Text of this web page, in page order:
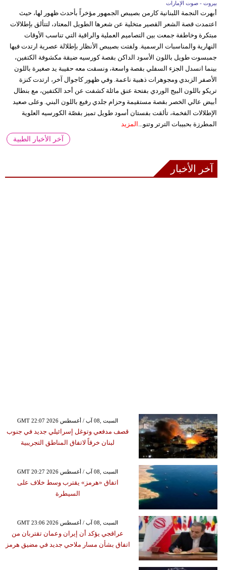
بيروت - صوت الإمارات
أبهرت النجمة اللبنانية كارمن بصيبص الجمهور مؤخراً بأحدث ظهور لها، حيث
اعتمدت قصة الشعر القصير متخلية عن شعرها الطويل المعتاد، لتتألق بإطلالات
مبتكرة وخاطفة جمعت بين التصاميم العملية والراقية التي تناسب الأوقات
النهارية والمناسبات الرسمية. ولفتت بصيبص الأنظار بإطلالة عصرية ارتدت فيها
جمبسوت طويل باللون الأسود الداكن بقصة كورسيه ضيقة مكشوفة الكتفين،
بينما انسدل الجزء السفلي بقصة واسعة، ونسقت معه حقيبة يد صغيرة باللون
الأصفر الزبدي ومجوهرات ذهبية ناعمة. وفي ظهور كاجوال آخر، ارتدت كنزة
تريكو باللون البيج الوردي بفتحة عنق مائلة كشفت عن أحد الكتفين، مع بنطال
أبيض عالي الخصر بقصة مستقيمة وحزام جلدي رفيع باللون البني. وعلى صعيد
الإطلالات الفخمة، تألقت بفستان أسود طويل تميز بقصّة الكورسيه العلوية
المطرزة بحبيبات الترتر وتنو... المزيد
آخر الأخبار الطبية
آخر الأخبار
GMT 22:07 2026 السبت ,08 آب / أغسطس
قصف مدفعي وتوغل إسرائيلي جديد في جنوب
لبنان خرقاً لاتفاق المناطق التجريبية
GMT 20:27 2026 السبت ,08 آب / أغسطس
اتفاق «هرمز» يقترب وسط خلاف على
السيطرة
GMT 23:06 2026 السبت ,08 آب / أغسطس
عراقجي يؤكد أن إيران وعمان تقتربان من
اتفاق بشأن مسار ملاحي جديد في مضيق هرمز